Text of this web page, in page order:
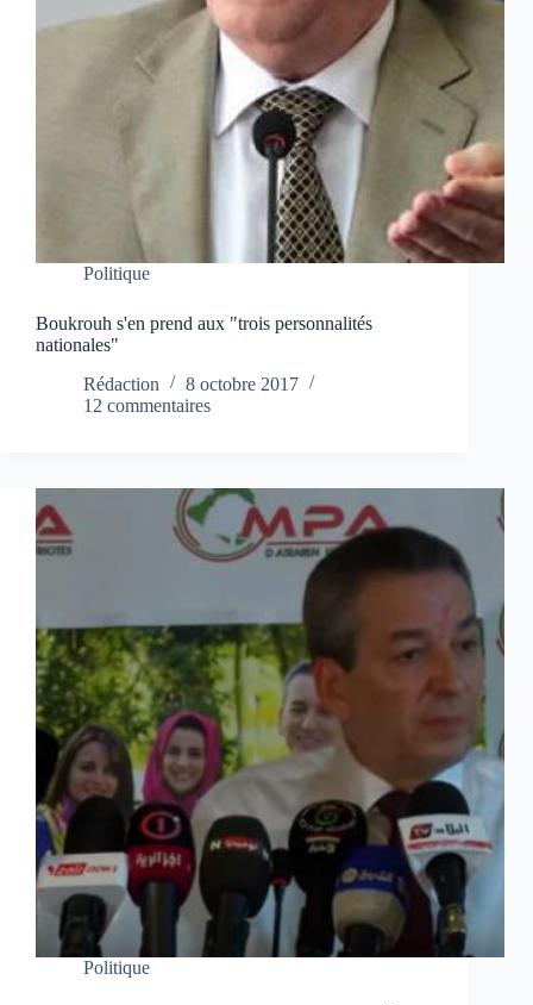
Politique
Boukrouh s'en prend aux "trois personnalités
nationales"
Rédaction
8 octobre 2017
12 commentaires
Politique